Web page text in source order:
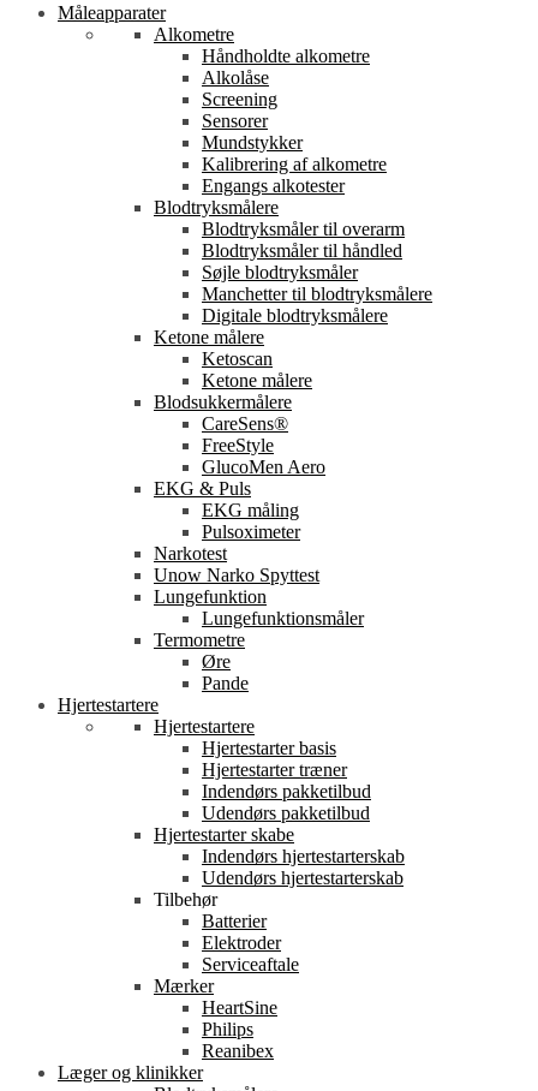
Måleapparater
Alkometre
Håndholdte alkometre
Alkolåse
Screening
Sensorer
Mundstykker
Kalibrering af alkometre
Engangs alkotester
Blodtryksmålere
Blodtryksmåler til overarm
Blodtryksmåler til håndled
Søjle blodtryksmåler
Manchetter til blodtryksmålere
Digitale blodtryksmålere
Ketone målere
Ketoscan
Ketone målere
Blodsukkermålere
CareSens®
FreeStyle
GlucoMen Aero
EKG & Puls
EKG måling
Pulsoximeter
Narkotest
Unow Narko Spyttest
Lungefunktion
Lungefunktionsmåler
Termometre
Øre
Pande
Hjertestartere
Hjertestartere
Hjertestarter basis
Hjertestarter træner
Indendørs pakketilbud
Udendørs pakketilbud
Hjertestarter skabe
Indendørs hjertestarterskab
Udendørs hjertestarterskab
Tilbehør
Batterier
Elektroder
Serviceaftale
Mærker
HeartSine
Philips
Reanibex
Læger og klinikker